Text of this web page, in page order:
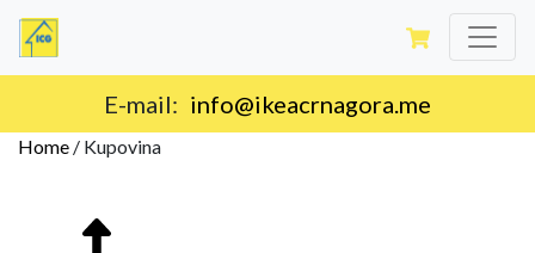
E-mail: info@ikeacrnagora.me
Home / Kupovina